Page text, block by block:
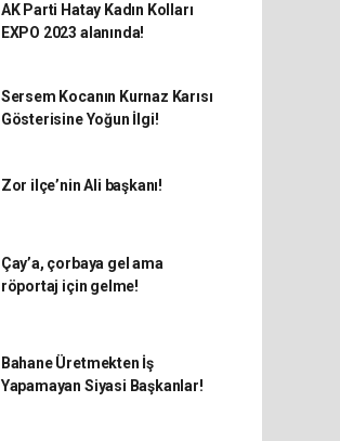
AK Parti Hatay Kadın Kolları
EXPO 2023 alanında!
Sersem Kocanın Kurnaz Karısı
Gösterisine Yoğun İlgi!
Zor ilçe’nin Ali başkanı!
Çay’a, çorbaya gel ama
röportaj için gelme!
Bahane Üretmekten İş
Yapamayan Siyasi Başkanlar!